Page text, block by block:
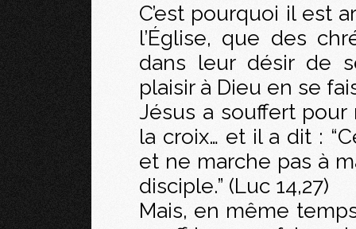
C’est pourquoi il est
l’Église, que des
dans leur désir de
plaisir à Dieu en se
Jésus a souffert
la croix… et il a dit :
et ne marche pas à
disciple.” (Luc 14,27)
Mais, en même